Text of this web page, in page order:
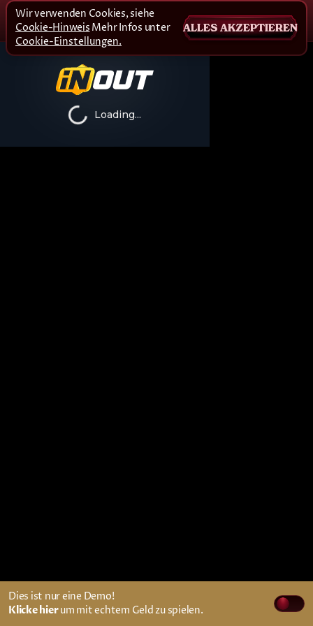
Dies ist nur eine Demo!
Klicke hierum mit echtem Geld zu spielen.
Wir verwenden Cookies, siehe
Cookie-Hinweis Mehr Infos unter
Cookie-Einstellungen.
ALLES AKZEPTIEREN